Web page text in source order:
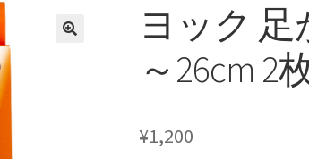
ヨック 足
～26cm 2
¥1,200